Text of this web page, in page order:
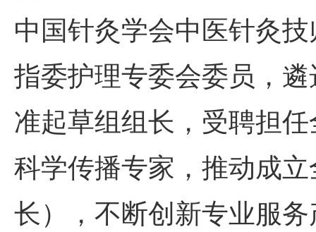
中国针灸学会中医针灸
指委护理专委会委员，
准起草组组长，受聘担
科学传播专家，推动成
长），不断创新专业服务